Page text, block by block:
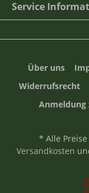
Service
Über uns
Widerrufsrecht
Anmeldung
* Alle
Versandkosten